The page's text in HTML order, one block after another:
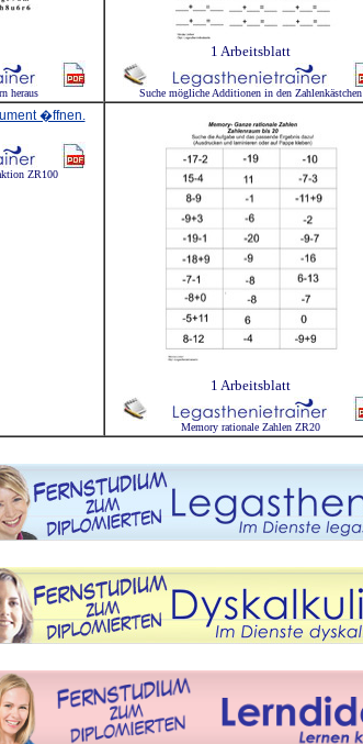
heraus
1 Arbeitsblatt
Suche mögliche Additionen in den Zahlenkästchen
ZR100
1 Arbeitsblatt
Memory rationale Zahlen ZR20